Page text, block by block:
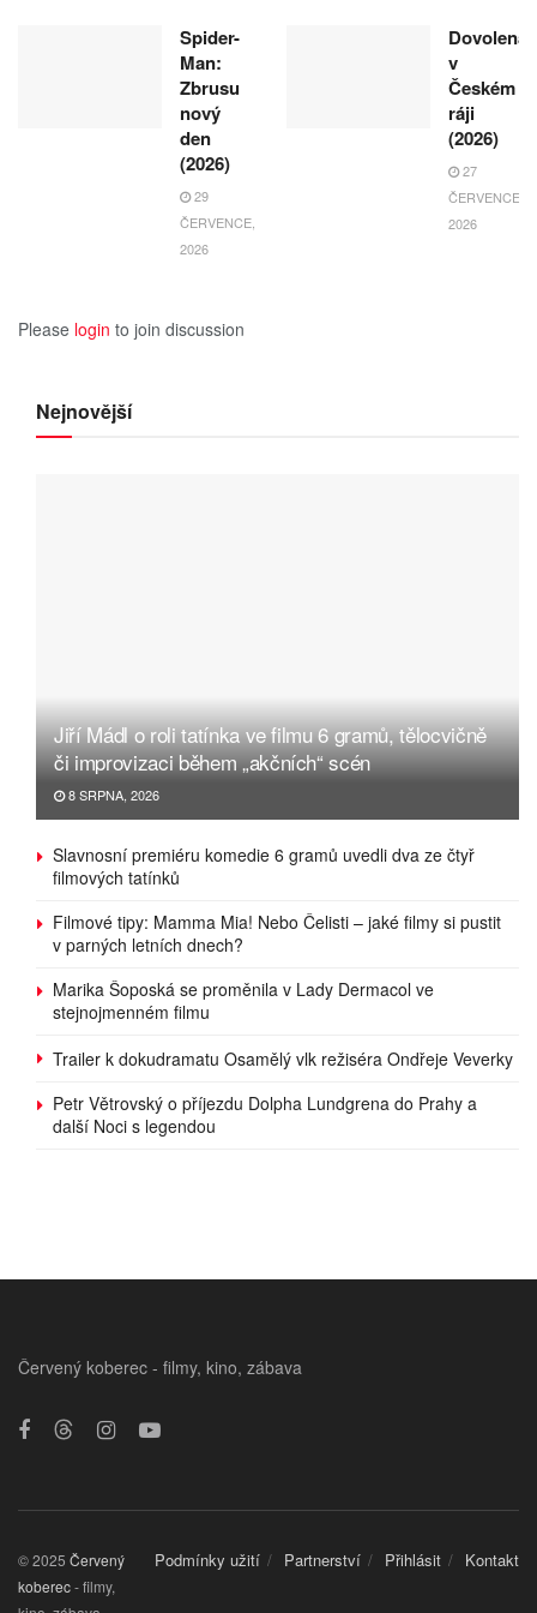
Spider-
Man:
Zbrusu
nový
den
(2026)
29
ČERVENCE,
2026
Dovolená
v
Českém
ráji
(2026)
27
ČERVENCE,
2026
Please login to join discussion
Nejnovější
Jiří Mádl o roli tatínka ve filmu 6 gramů, tělocvičně
či improvizaci během „akčních“ scén
8 SRPNA, 2026
Slavnosní premiéru komedie 6 gramů uvedli dva ze čtyř
filmových tatínků
Filmové tipy: Mamma Mia! Nebo Čelisti – jaké filmy si pustit
v parných letních dnech?
Marika Šoposká se proměnila v Lady Dermacol ve
stejnojmenném filmu
Trailer k dokudramatu Osamělý vlk režiséra Ondřeje Veverky
Petr Větrovský o příjezdu Dolpha Lundgrena do Prahy a
další Noci s legendou
Červený koberec - filmy, kino, zábava
Podmínky užití Partnerství Přihlásit Kontakt
© 2025 Červený
koberec- filmy,